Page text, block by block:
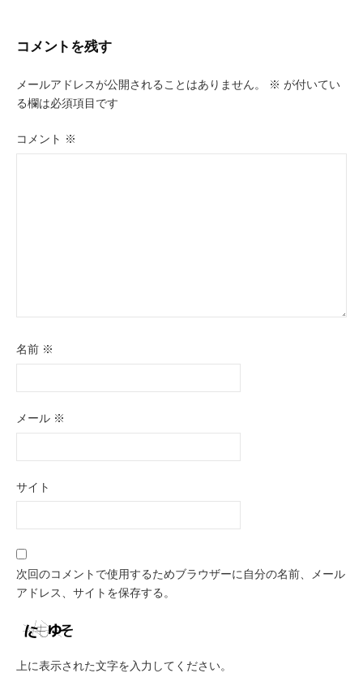
ビ
ゲ
ー
シ
コメントを残す
メールアドレスが公開されることはありません。 ※ が付いてい
る欄は必須項目です
コメント ※
名前 ※
メール ※
サイト
次回のコメントで使用するためブラウザーに自分の名前、メール
アドレス、サイトを保存する。
上に表示された文字を入力してください。